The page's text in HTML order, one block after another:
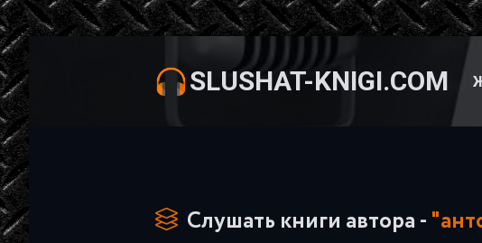
SLUSHAT-KNIGI.COM
Слушать книги автора -